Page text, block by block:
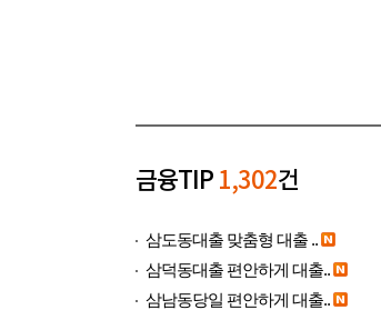
금융TIP 1,302건
삼도동대출 맞춤형 대출 ..
삼덕동대출 편안하게 대출..
삼남동당일 편안하게 대출..